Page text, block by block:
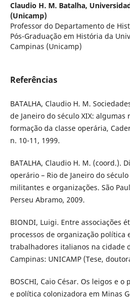
Claudio H. M. Batalha,
(Unicamp)
Professor do Departamento de
Pós-Graduação em História da
Campinas (Unicamp)
Referências
BATALHA, Claudio H. M.
de Janeiro do século XIX: algumas
formação da classe operária,
n. 10-11, 1999.
BATALHA, Claudio H. M. (coord.).
operário – Rio de Janeiro do século
militantes e organizações. São
Perseu Abramo, 2009.
BIONDI, Luigi. Entre associações
processos de organização política
trabalhadores italianos na cidade
Campinas: UNICAMP (Tese,
BOSCHI, Caio César. Os leigos e
e política colonizadora em Minas